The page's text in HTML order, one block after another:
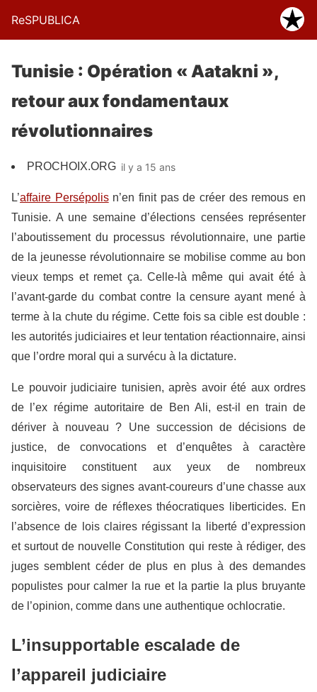
ReSPUBLICA
Tunisie : Opération « Aatakni »,
retour aux fondamentaux
révolutionnaires
PROCHOIX.ORG il y a 15 ans
L’affaire Persépolisn’en finit pas de créer des remous en
Tunisie. A une semaine d’élections censées représenter
l’aboutissement du processus révolutionnaire, une partie
de la jeunesse révolutionnaire se mobilise comme au bon
vieux temps et remet ça. Celle-là même qui avait été à
l’avant-garde du combat contre la censure ayant mené à
terme à la chute du régime. Cette fois sa cible est double :
les autorités judiciaires et leur tentation réactionnaire, ainsi
que l’ordre moral qui a survécu à la dictature.
Le pouvoir judiciaire tunisien, après avoir été aux ordres
de l’ex régime autoritaire de Ben Ali, est-il en train de
dériver à nouveau ? Une succession de décisions de
justice, de convocations et d’enquêtes à caractère
inquisitoire constituent aux yeux de nombreux
observateurs des signes avant-coureurs d’une chasse aux
sorcières, voire de réflexes théocratiques liberticides. En
l’absence de lois claires régissant la liberté d’expression
et surtout de nouvelle Constitution qui reste à rédiger, des
juges semblent céder de plus en plus à des demandes
populistes pour calmer la rue et la partie la plus bruyante
de l’opinion, comme dans une authentique ochlocratie.
L’insupportable escalade de
l’appareil judiciaire